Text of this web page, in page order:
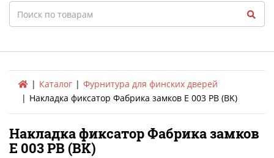
Search
Каталог
Фурнитура для финских дверей
Накладка фиксатор Фабрика замков E 003 PB (BK)
Накладка фиксатор Фабрика замков
E 003 PB (BK)